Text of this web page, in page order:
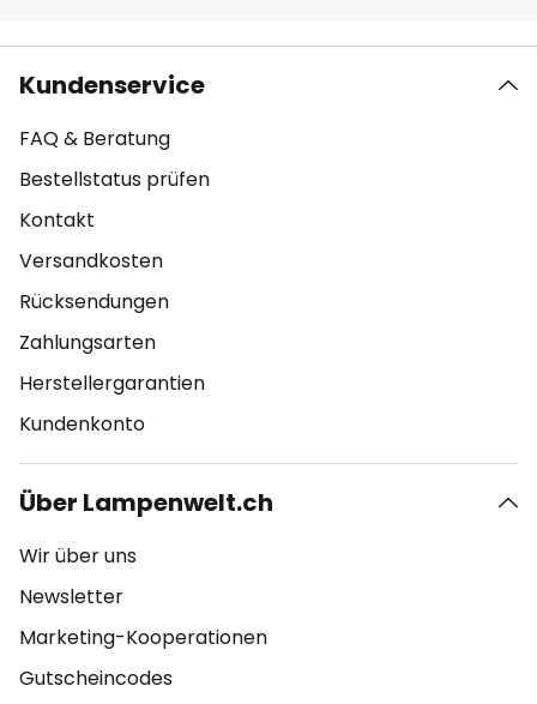
Kundenservice
FAQ & Beratung
Bestellstatus prüfen
Kontakt
Versandkosten
Rücksendungen
Zahlungsarten
Herstellergarantien
Kundenkonto
Über Lampenwelt.ch
Wir über uns
Newsletter
Marketing-Kooperationen
Gutscheincodes